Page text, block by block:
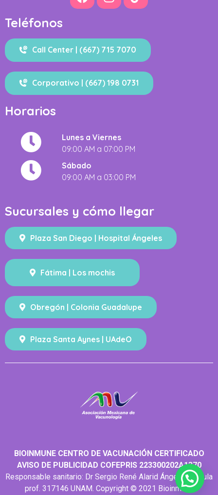
Teléfonos
Call Center | (667) 715 7070
Corporativo | (667) 198 0731
Horarios
Lunes a Viernes
09:00 AM a 07:00 PM
Sábado
09:00 AM a 03:00 PM
Sucursales y cómo llegar
Plaza San Diego | Hospital Ángeles
Fátima | Los mochis
Obregón | Colonia Guadalupe
Plaza Santa Aynes | UAdeO
BIOINMUNE CENTRO DE VACUNACIÓN CERTIFICADO
AVISO DE PUBLICIDAD COFEPRIS 223300202A1370
Responsable sanitario: Dr Sergio René Alarid Ángeles cédula
prof. 317146 UNAM. Copyright © 2021 Bioinmune